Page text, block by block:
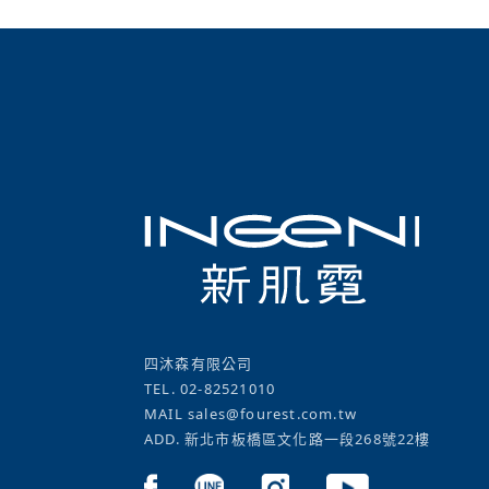
四沐森有限公司
TEL. 02-82521010
MAIL sales@fourest.com.tw
ADD. 新北市板橋區文化路一段268號22樓